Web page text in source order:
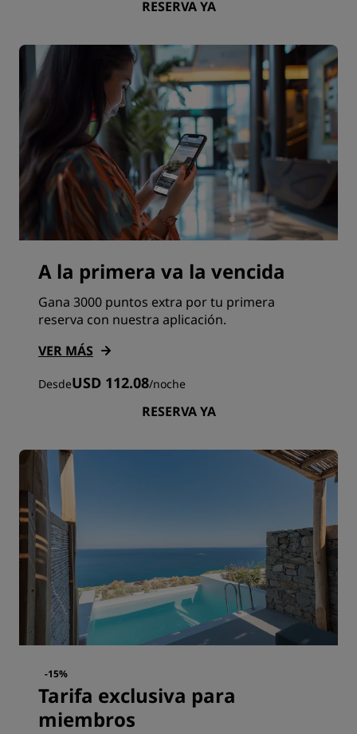
RESERVA YA
A la primera va la vencida
Gana 3000 puntos extra por tu primera
reserva con nuestra aplicación.
VER MÁS
DesdeUSD 112.08/noche
RESERVA YA
-15%
Tarifa exclusiva para
miembros